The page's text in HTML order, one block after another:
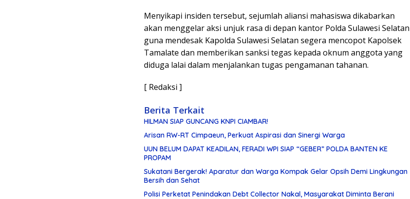
Menyikapi insiden tersebut, sejumlah aliansi mahasiswa dikabarkan
akan menggelar aksi unjuk rasa di depan kantor Polda Sulawesi Selatan
guna mendesak Kapolda Sulawesi Selatan segera mencopot Kapolsek
Tamalate dan memberikan sanksi tegas kepada oknum anggota yang
diduga lalai dalam menjalankan tugas pengamanan tahanan.
[ Redaksi ]
Berita Terkait
HILMAN SIAP GUNCANG KNPI CIAMBAR!
Arisan RW-RT Cimpaeun, Perkuat Aspirasi dan Sinergi Warga
UUN BELUM DAPAT KEADILAN, FERADI WPI SIAP “GEBER” POLDA BANTEN KE
PROPAM
Sukatani Bergerak! Aparatur dan Warga Kompak Gelar Opsih Demi Lingkungan
Bersih dan Sehat
Polisi Perketat Penindakan Debt Collector Nakal, Masyarakat Diminta Berani